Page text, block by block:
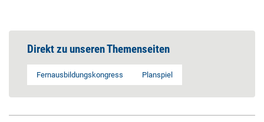
Direkt zu unseren Themenseiten
Fernausbildungskongress Planspiel